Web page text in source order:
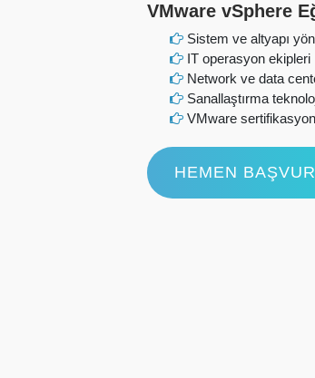
VMware vSphere
Sistem ve altyapı
IT operasyon ekipleri
Network ve data
Sanallaştırma
VMware
HEMEN BAŞVUR